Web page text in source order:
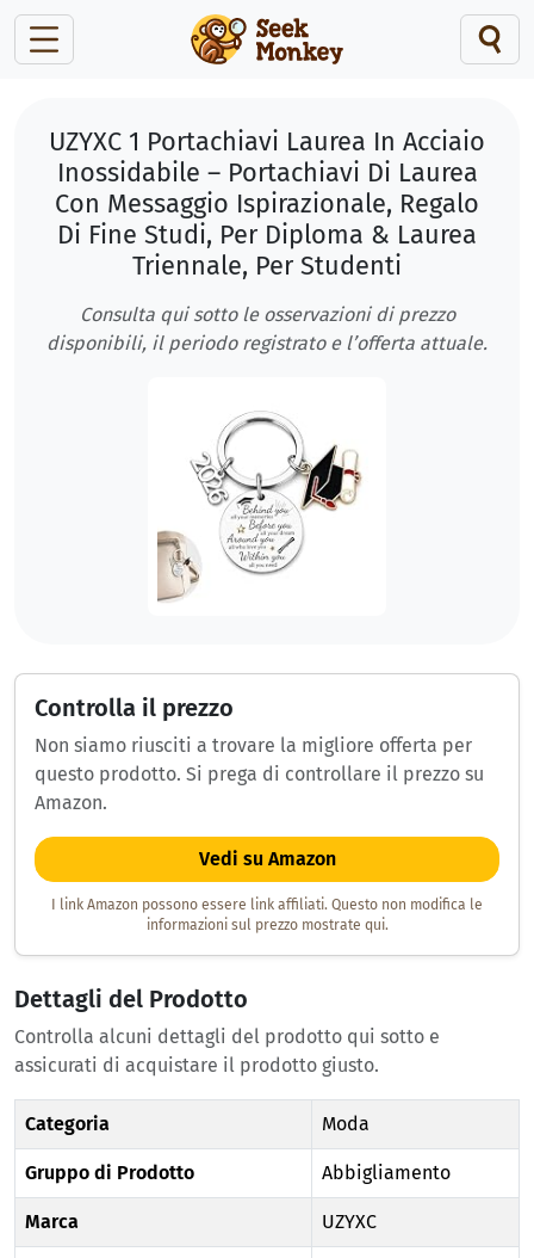
UZYXC 1 Portachiavi Laurea In Acciaio
Inossidabile – Portachiavi Di Laurea
Con Messaggio Ispirazionale, Regalo
Di Fine Studi, Per Diploma & Laurea
Triennale, Per Studenti
Consulta qui sotto le osservazioni di prezzo
disponibili, il periodo registrato e l’offerta attuale.
Controlla il prezzo
Non siamo riusciti a trovare la migliore offerta per
questo prodotto. Si prega di controllare il prezzo su
Amazon.
Vedi su Amazon
I link Amazon possono essere link affiliati. Questo non modifica le
informazioni sul prezzo mostrate qui.
Dettagli del Prodotto
Controlla alcuni dettagli del prodotto qui sotto e
assicurati di acquistare il prodotto giusto.
Categoria Moda
Gruppo di Prodotto Abbigliamento
Marca UZYXC